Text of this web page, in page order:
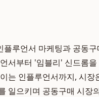
루언서 마케팅과 공동
서부터 '임블리' 신드롬을
는 인플루언서까지, 시장
일으키며 공동구매 시장